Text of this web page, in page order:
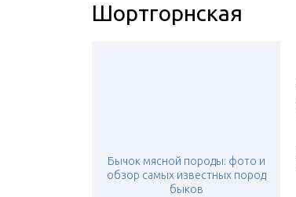
Шортгорнская
Бычок мясной породы: фото и
обзор самых известных пород
быков